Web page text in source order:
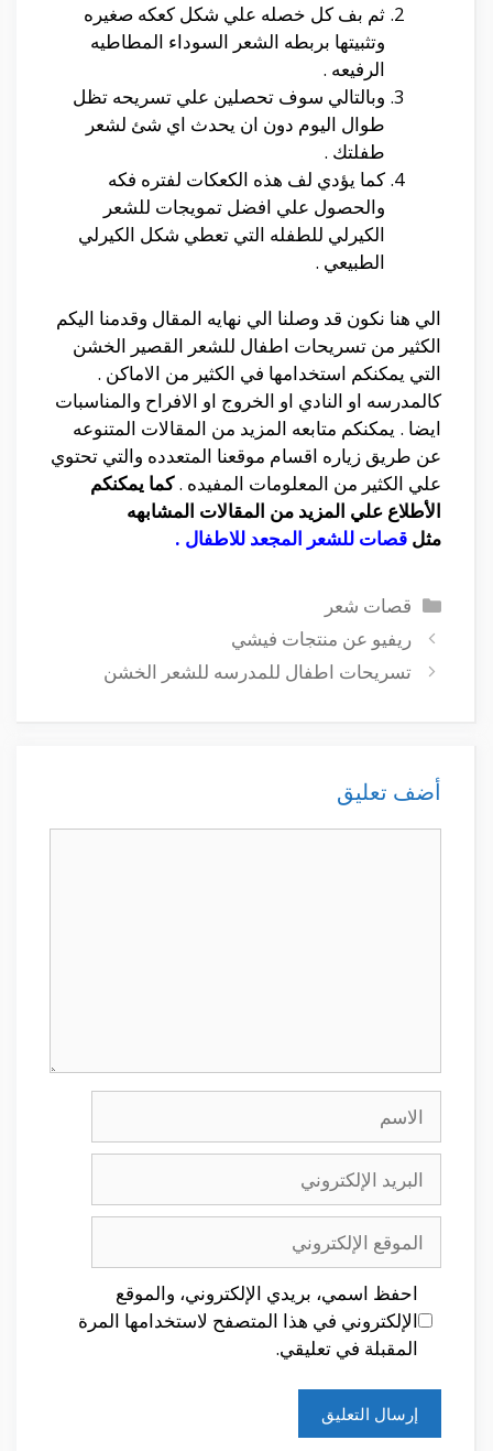
ثم بف كل خصله علي شكل كعكه صغيره
وتثبيتها بربطه الشعر السوداء المطاطيه
الرفيعه .
وبالتالي سوف تحصلين علي تسريحه تظل
طوال اليوم دون ان يحدث اي شئ لشعر
طفلتك .
كما يؤدي لف هذه الكعكات لفتره فكه
والحصول علي افضل تمويجات للشعر
الكيرلي للطفله التي تعطي شكل الكيرلي
الطبيعي .
الي هنا نكون قد وصلنا الي نهايه المقال وقدمنا اليكم
الكثير من تسريحات اطفال للشعر القصير الخشن
التي يمكنكم استخدامها في الكثير من الاماكن .
كالمدرسه او النادي او الخروج او الافراح والمناسبات
ايضا . يمكنكم متابعه المزيد من المقالات المتنوعه
عن طريق زياره اقسام موقعنا المتعدده والتي تحتوي
علي الكثير من المعلومات المفيده .كما يمكنكم
الأطلاع علي المزيد من المقالات المشابهه
مثل قصات للشعر المجعد للاطفال .
التصنيفات
قصات شعر
ريفيو عن منتجات فيشي
تسريحات اطفال للمدرسه للشعر الخشن
أضف تعليق
الإلكتروني
الإلكتروني
احفظ اسمي، بريدي الإلكتروني، والموقع
الإلكتروني في هذا المتصفح لاستخدامها المرة
المقبلة في تعليقي.